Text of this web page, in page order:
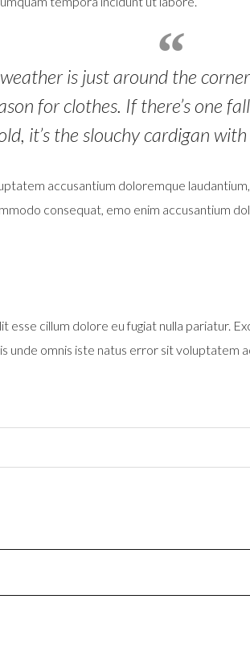
is just around the
for clothes. If there’s one
it’s the slouchy cardigan
accusantium doloremque
consequat, emo enim accusantium
cillum dolore eu fugiat nulla pariatur.
unde omnis iste natus error sit voluptatem